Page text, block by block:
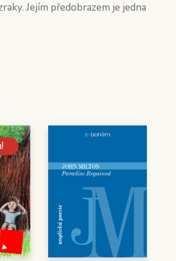
Jejím předobrazem je jedna